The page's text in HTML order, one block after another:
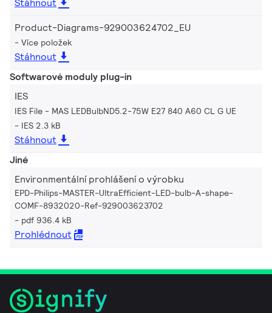
Stáhnout
Product-Diagrams-929003624702_EU
Více položek
Stáhnout
Softwarové moduly plug-in
IES
IES File - MAS LEDBulbND5.2-75W E27 840 A60 CL G UE
IES 2.3 kB
Stáhnout
Jiné
Environmentální prohlášení o výrobku
EPD-Philips-MASTER-UltraEfficient-LED-bulb-A-shape-
COMF-8932020-Ref-929003623702
pdf 936.4 kB
Prohlédnout